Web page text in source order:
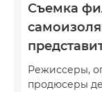
Съемка
Режиссеры,
продюсеры